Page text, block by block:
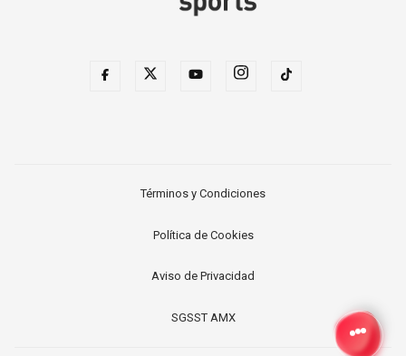
Términos y Condiciones
Política de Cookies
Aviso de Privacidad
SGSST AMX